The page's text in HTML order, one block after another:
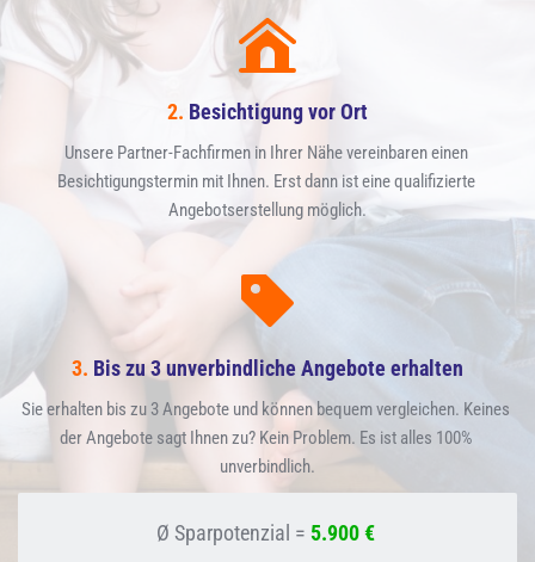
2. Besichtigung vor Ort
Unsere Partner-Fachfirmen in Ihrer Nähe vereinbaren einen
Besichtigungstermin mit Ihnen. Erst dann ist eine qualifizierte
Angebotserstellung möglich.
3. Bis zu 3 unverbindliche Angebote erhalten
Sie erhalten bis zu 3 Angebote und können bequem vergleichen. Keines
der Angebote sagt Ihnen zu? Kein Problem. Es ist alles 100%
unverbindlich.
Ø Sparpotenzial = 5.900 €